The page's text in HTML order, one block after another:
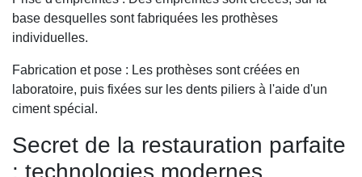
base desquelles sont fabriquées les prothèses
individuelles.
Fabrication et pose : Les prothèses sont créées en
laboratoire, puis fixées sur les dents piliers à l'aide d'un
ciment spécial.
Secret de la restauration parfaite
: technologies modernes